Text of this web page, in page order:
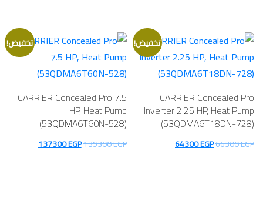
66385 EGP.
64385 EGP.
116265 EGP.
114265 EGP.
تخفيض!
CARRIER Concealed Pro
Inverter 2.25 HP, Heat Pump
(53QDMA6T18DN-728)
66300EGP
السعر64300EGP
السعر
تخفيض!
CARRIER Concealed Pro 7.5
HP, Heat Pump
(53QDMA6T60N-528)
139300EGP
السعر137300EGP